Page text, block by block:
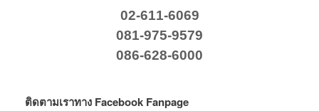
02-611-6069
081-975-9579
086-628-6000
ติดตามเราทาง Facebook Fanpage